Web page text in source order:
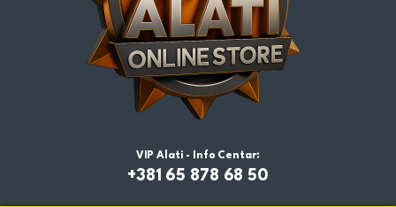
VIP Alati - Info Centar:
+381 65 878 68 50